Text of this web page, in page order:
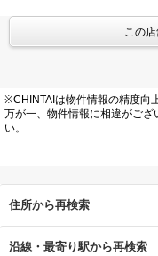
この
※CHINTAIは物件情報の精度向
万が一、物件情報に相違がござ
い。
住所から再検索
沿線・最寄り駅から再検索